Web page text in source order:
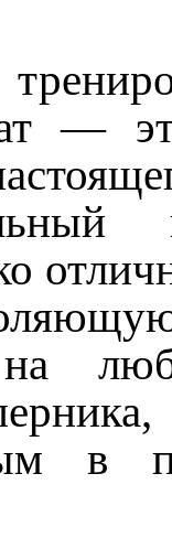
—
на
в